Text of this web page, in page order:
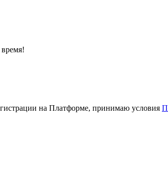
на Платформе, принимаю условия